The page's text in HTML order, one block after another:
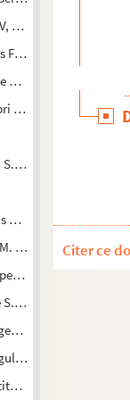
cum glosa Bernardi
Filles du Saint-
faictes par A. D.
V, etc., cum glosa
Esprit, de S. Jean-
professione
de Monte
Nuova edizione
Vulgan, fondée en
de bataille
par demandes
Decretalium
Citer ce